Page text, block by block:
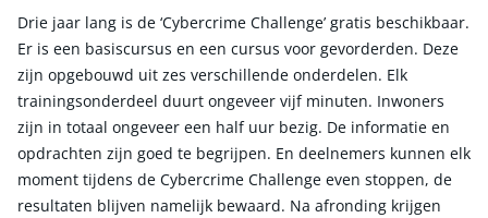
Drie jaar lang is de ‘Cybercrime Challenge’ gratis beschikbaar.
Er is een basiscursus en een cursus voor gevorderden. Deze
zijn opgebouwd uit zes verschillende onderdelen. Elk
trainingsonderdeel duurt ongeveer vijf minuten. Inwoners
zijn in totaal ongeveer een half uur bezig. De informatie en
opdrachten zijn goed te begrijpen. En deelnemers kunnen elk
moment tijdens de Cybercrime Challenge even stoppen, de
resultaten blijven namelijk bewaard. Na afronding krijgen